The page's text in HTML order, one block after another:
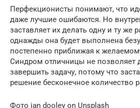
Перфекционисты понимают, что
даже лучшие ошибаются. Но
заставляет их делать одну и ту же
однажды она будет выполнена
постепенно приближая к
Синдром отличницы не позволяет
завершить задачу, потому что
решение бесконечное количество
Фото ian dooley on Unsplash